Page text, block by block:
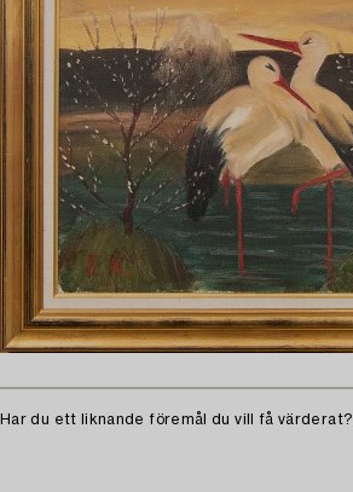
Har du ett liknande föremål du vill få värderat?